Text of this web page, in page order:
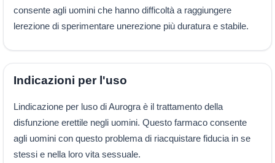
consente agli uomini che hanno difficoltà a raggiungere
lerezione di sperimentare unerezione più duratura e stabile.
Indicazioni per l'uso
Lindicazione per luso di Aurogra è il trattamento della
disfunzione erettile negli uomini. Questo farmaco consente
agli uomini con questo problema di riacquistare fiducia in se
stessi e nella loro vita sessuale.